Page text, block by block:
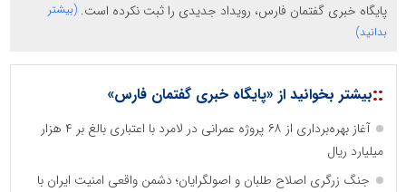
پایگاه خبری گفتمان فارس، رویداد جدیدی را ثبت نکرده است. (بیشتر
بدانید)
::بیشتر بخوانید از «پایگاه خبری گفتمان فارس»
آغاز بهره‌برداری از ۶۸ پروژه عمرانی در لامرد با اعتباری بالغ بر ۴ هزار
میلیارد ریال
جنگ زرگری اصلاح طلبان و اصولگرایان؛ دشمن واقعی امنیت ایران با